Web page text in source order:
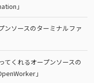
」
ンソースのターミナルファ
てくれるオープンソースの
」